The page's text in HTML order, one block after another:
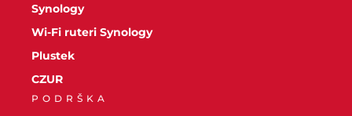
Synology
Wi-Fi ruteri Synology
Plustek
CZUR
PODRŠKA